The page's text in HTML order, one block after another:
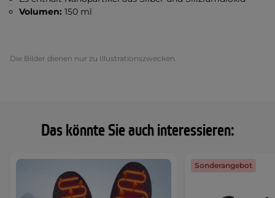
Das könnte Sie auch interessieren:
Sonderangebot
Volumen: 150 ml
Die Bilder dienen nur zu Illustrationszwecken.